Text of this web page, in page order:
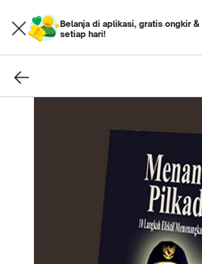
Belanja di aplikasi, gratis ongkir
setiap hari!